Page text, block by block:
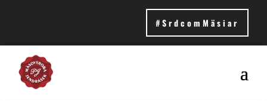
#SrdcomMäsiar